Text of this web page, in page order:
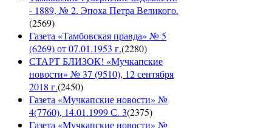
- 1889, № 2. Эпоха Петра Великого.
(2569)
Газета «Тамбовская правда» № 5
(6269) от 07.01.1953 г.(2280)
СТАРТ БЛИЗОК! «Мучкапские
новости» № 37 (9510), 12 сентября
2018 г.(2450)
Газета «Мучкапские новости» №
4(7760), 14.01.1999 С. 3(2375)
Газета «Мучкапские новости» №